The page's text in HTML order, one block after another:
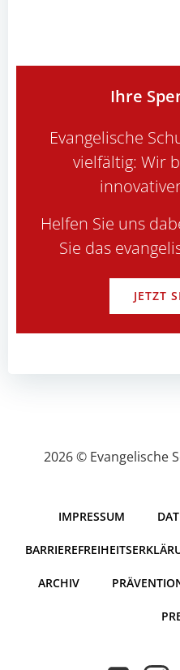
Ihre
Evangelische
vielfältig: Wir
Helfen Sie uns
Sie das
JETZT
2026 © Evangelische
IMPRESSUM
ARCHIV